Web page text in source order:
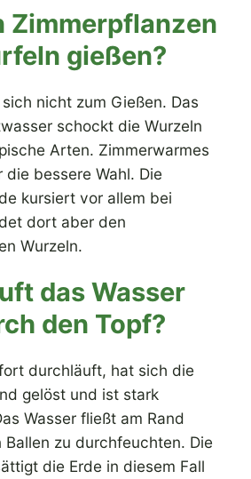
Zimmerpflanzen
gießen?
nicht zum Gießen. Das
schockt die Wurzeln
Arten. Zimmerwarmes
die bessere Wahl. Die
kursiert vor allem bei
dort aber den
Wurzeln.
das Wasser
den Topf?
durchläuft, hat sich die
gelöst und ist stark
Wasser fließt am Rand
zu durchfeuchten. Die
die Erde in diesem Fall